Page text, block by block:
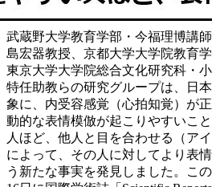
武蔵野大学教育学部・今福理博講
島宏器教授、京都大学大学院教育
東京大学大学院総合文化研究科・
特任助教らの研究グループは、日
象に、内受容感覚（心拍知覚）が
動的な表情模倣が起こりやすいこ
人ほど、他人と目を合わせる（ア
によって、その人に対してより表
う新たな事実を発見しました。こ